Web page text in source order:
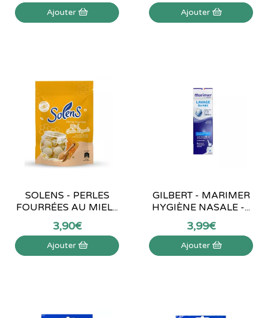
Ajouter Ajouter
SOLENS - PERLES
FOURRÉES AU MIEL...
3,90€
Ajouter
GILBERT - MARIMER
HYGIÈNE NASALE -...
3,99€
Ajouter